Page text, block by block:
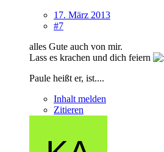
17. März 2013
#7
alles Gute auch von mir.
Lass es krachen und dich feiern
Paule heißt er, ist....
Inhalt melden
Zitieren